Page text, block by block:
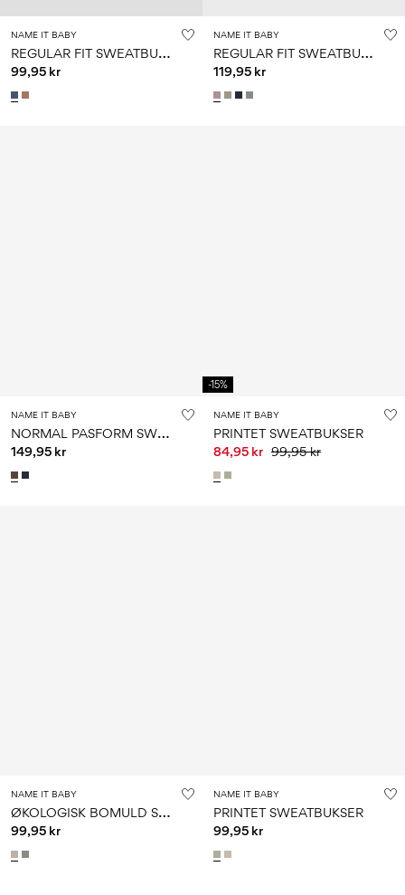
NAME IT BABY
R
EGULAR FIT SWEATBUKSER
99,95 kr
NAME IT BABY
R
EGULAR FIT SWEATBUKSER
119,95 kr
NAME IT BABY
N
ORMAL PASFORM SWEATBUKSER
149,95 kr
-15%
NAME IT BABY
PRINTET SWEATBUKSER
84,95 kr 99,95 kr
NAME IT BABY
Ø
KOLOGISK BOMULD SWEATBUKSER
99,95 kr
NAME IT BABY
PRINTET SWEATBUKSER
99,95 kr